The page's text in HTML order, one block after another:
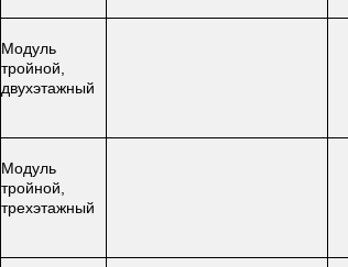
Модуль
тройной,
двухэтажный
Модуль
тройной,
трехэтажный